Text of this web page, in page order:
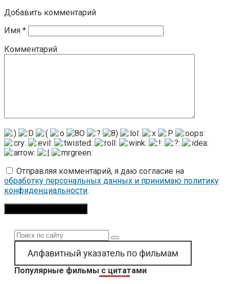
Добавить комментарий
Имя *
Комментарий
Отправляя комментарий, я даю согласие на
обработку персональных данных и принимаю политику
конфиденциальности.
Поиск:
Алфавитный указатель по фильмам
Популярные фильмы с цитатами